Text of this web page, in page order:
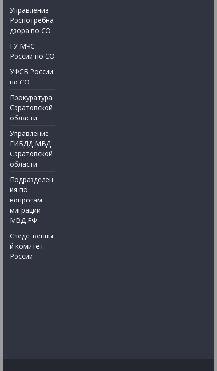
Управление
Роспотребна
дзора по СО
ГУ МЧС
России по СО
УФСБ России
по СО
Прокуратура
Саратовской
области
Управление
ГИБДД МВД
Саратовской
области
Подразделен
ия по
вопросам
миграции
МВД РФ
Следственны
й комитет
России